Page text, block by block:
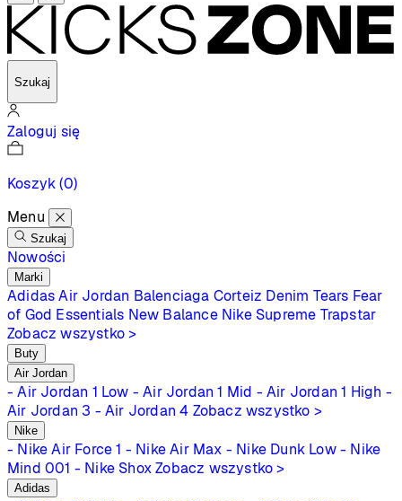
Szukaj
Zaloguj się
Koszyk(0)
Menu
Szukaj
Nowości
Marki
Adidas Air Jordan Balenciaga Corteiz Denim Tears Fear
of God Essentials New Balance Nike Supreme Trapstar
Zobacz wszystko >
Buty
Air Jordan
- Air Jordan 1 Low - Air Jordan 1 Mid - Air Jordan 1 High -
Air Jordan 3 - Air Jordan 4 Zobacz wszystko >
Nike
- Nike Air Force 1 - Nike Air Max - Nike Dunk Low - Nike
Mind 001 - Nike Shox Zobacz wszystko >
Adidas